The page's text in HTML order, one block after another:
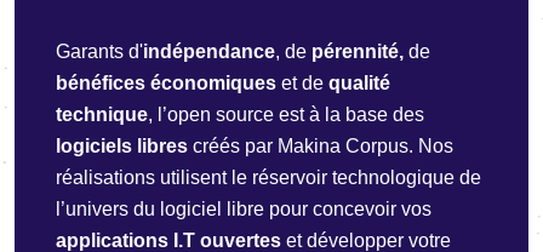
Garants d'indépendance, de pérennité, de
bénéfices économiques et de qualité
technique, l’open source est à la base des
logiciels libres créés par Makina Corpus. Nos
réalisations utilisent le réservoir technologique de
l’univers du logiciel libre pour concevoir vos
applications I.T ouvertes et développer votre